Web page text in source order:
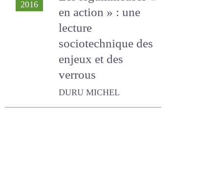
#227
Les légumineuses
« en action » : une
lecture
sociotechnique
des enjeux et des
verrous
DURU MICHEL